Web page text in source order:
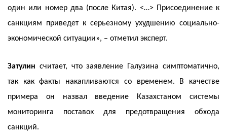
один или номер два (после Китая). <…> Присоединение к
санкциям приведет к серьезному ухудшению социально-
экономической ситуации», – отметил эксперт.
Затулин считает, что заявление Галузина симптоматично,
так как факты накапливаются со временем. В качестве
примера он назвал введение Казахстаном системы
мониторинга поставок для предотвращения обхода
санкций.